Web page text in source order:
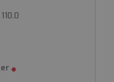
110.0